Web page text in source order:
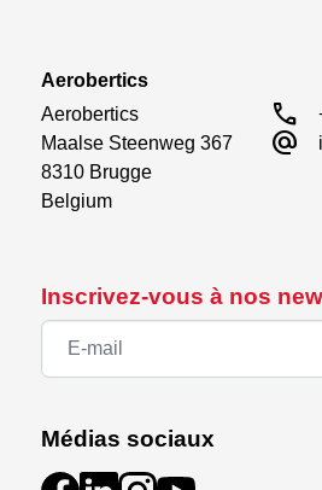
Inscrivez-vous à nos
Médias sociaux
Aerobertics
Aerobertics
Maalse Steenweg 367
8310 Brugge
Belgium
call
alternate_email